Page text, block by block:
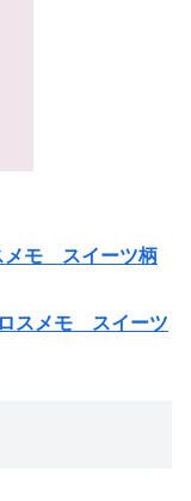
メモ スイーツ柄
スメモ スイーツ